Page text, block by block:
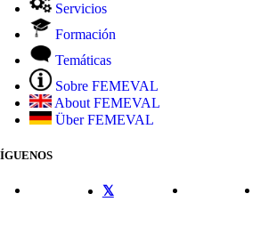
Servicios
Formación
Temáticas
Sobre FEMEVAL
About FEMEVAL
Über FEMEVAL